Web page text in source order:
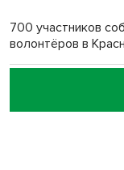
700 участников
волонтёров в
Честный выбор:
объективность